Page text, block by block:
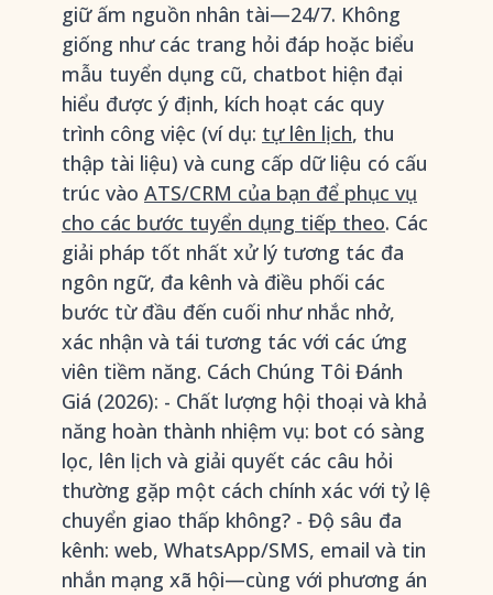
giữ ấm nguồn nhân tài—24/7. Không
giống như các trang hỏi đáp hoặc biểu
mẫu tuyển dụng cũ, chatbot hiện đại
hiểu được ý định, kích hoạt các quy
trình công việc (ví dụ: tự lên lịch, thu
thập tài liệu) và cung cấp dữ liệu có cấu
trúc vào ATS/CRM của bạn để phục vụ
cho các bước tuyển dụng tiếp theo. Các
giải pháp tốt nhất xử lý tương tác đa
ngôn ngữ, đa kênh và điều phối các
bước từ đầu đến cuối như nhắc nhở,
xác nhận và tái tương tác với các ứng
viên tiềm năng. Cách Chúng Tôi Đánh
Giá (2026): - Chất lượng hội thoại và khả
năng hoàn thành nhiệm vụ: bot có sàng
lọc, lên lịch và giải quyết các câu hỏi
thường gặp một cách chính xác với tỷ lệ
chuyển giao thấp không? - Độ sâu đa
kênh: web, WhatsApp/SMS, email và tin
nhắn mạng xã hội—cùng với phương án